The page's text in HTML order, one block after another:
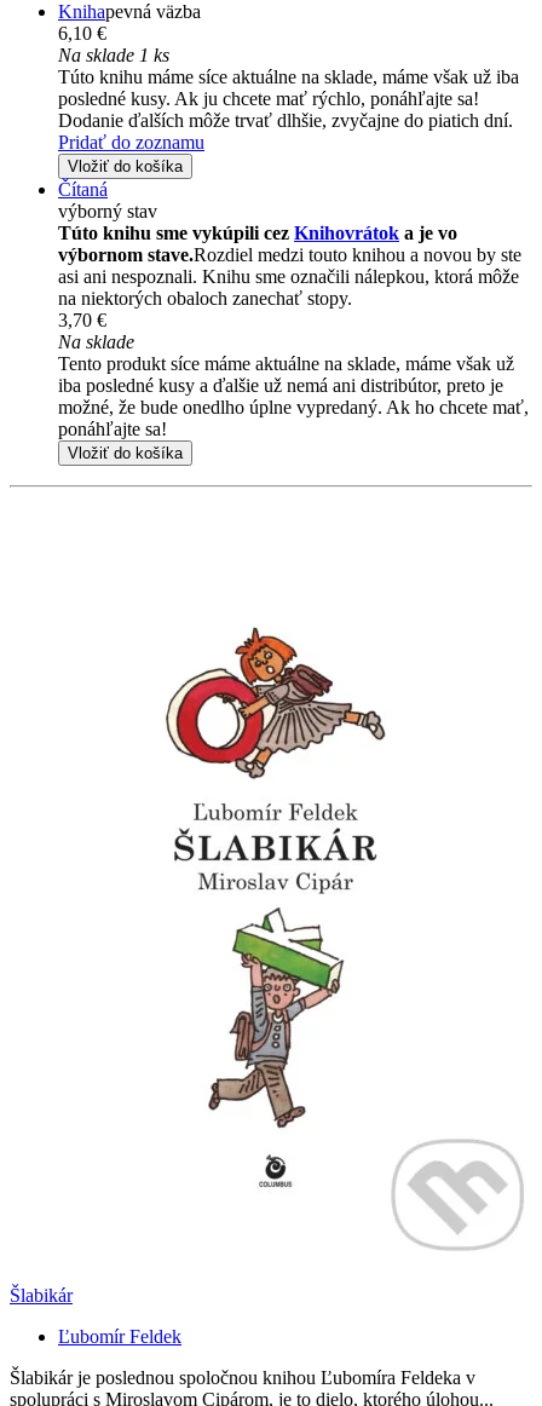
Knihapevná väzba
6,10 €
Na sklade 1 ks
Túto knihu máme síce aktuálne na sklade, máme však už iba
posledné kusy. Ak ju chcete mať rýchlo, ponáhľajte sa!
Dodanie ďalších môže trvať dlhšie, zvyčajne do piatich dní.
Pridať do zoznamu
Vložiť do košíka
Čítaná
výborný stav
Túto knihu sme vykúpili cez Knihovrátok a je vo
výbornom stave.Rozdiel medzi touto knihou a novou by ste
asi ani nespoznali. Knihu sme označili nálepkou, ktorá môže
na niektorých obaloch zanechať stopy.
3,70 €
Na sklade
Tento produkt síce máme aktuálne na sklade, máme však už
iba posledné kusy a ďalšie už nemá ani distribútor, preto je
možné, že bude onedlho úplne vypredaný. Ak ho chcete mať,
ponáhľajte sa!
Vložiť do košíka
Šlabikár
Ľubomír Feldek
Šlabikár je poslednou spoločnou knihou Ľubomíra Feldeka v
spolupráci s Miroslavom Cipárom, je to dielo, ktorého úlohou...